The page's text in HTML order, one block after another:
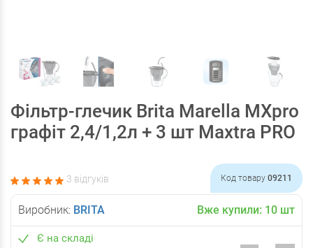
Фільтр-глечик Brita Marella MXpro
графіт 2,4/1,2л + 3 шт Maxtra PRO
3 відгуків Код товару 09211
Виробник: BRITA Вже купили: 10 шт
Є на складі